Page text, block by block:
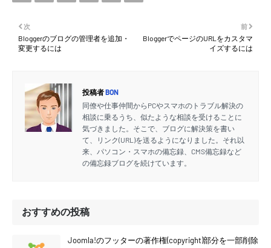
前
BloggerでページのURLをカスタマ
イズするには
次
Bloggerのブログの管理者を追加・
変更するには
投稿者BON
同僚や仕事仲間からPCやスマホのトラブル解決の
相談に乗るうち、似たような相談を受けることに
気づきました。そこで、ブログに解決策を書い
て、リンク(URL)を送るようになりました。それ以
来、パソコン・スマホの備忘録、CMS備忘録など
の備忘録ブログを続けています。
おすすめの投稿
Joomla!のフッターの著作権(copyright)部分を一部削除